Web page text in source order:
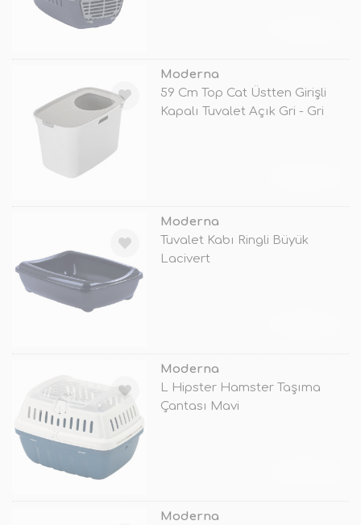
Moderna
59 Cm Top Cat Üstten Girişli
Kapalı Tuvalet Açık Gri - Gri
Moderna
Tuvalet Kabı Ringli Büyük
Lacivert
Moderna
L Hipster Hamster Taşıma
Çantası Mavi
Moderna